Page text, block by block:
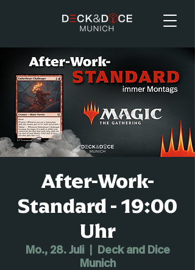
After-Work-
Standard - 19:00
Uhr
Mo., 28. Juli
  |
Deck and Dice
Munich